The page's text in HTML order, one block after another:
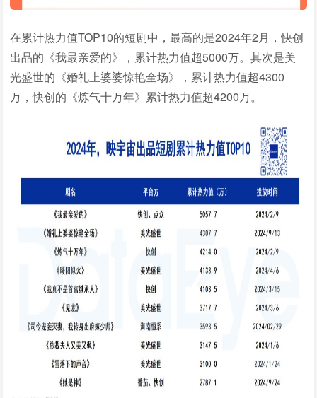
在累计热力值TOP10的短剧中，最高的是2024年2月，快创
出品的《我最亲爱的》，累计热力值超5000万。其次是美
光盛世的《婚礼上婆婆惊艳全场》，累计热力值超4300
万，快创的《炼气十万年》累计热力值超4200万。